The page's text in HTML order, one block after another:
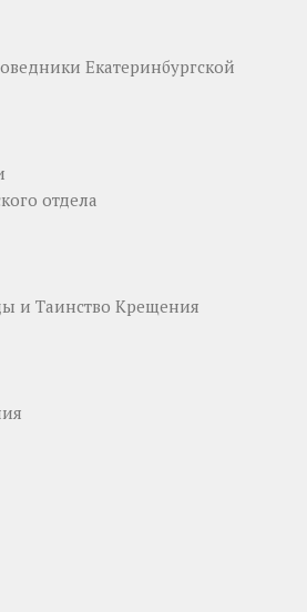
Екатеринбургской
отдела
и Таинство Крещения